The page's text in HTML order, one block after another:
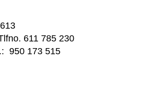
611 785 230
950 173 515